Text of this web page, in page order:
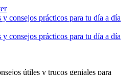
útiles y trucos geniales para